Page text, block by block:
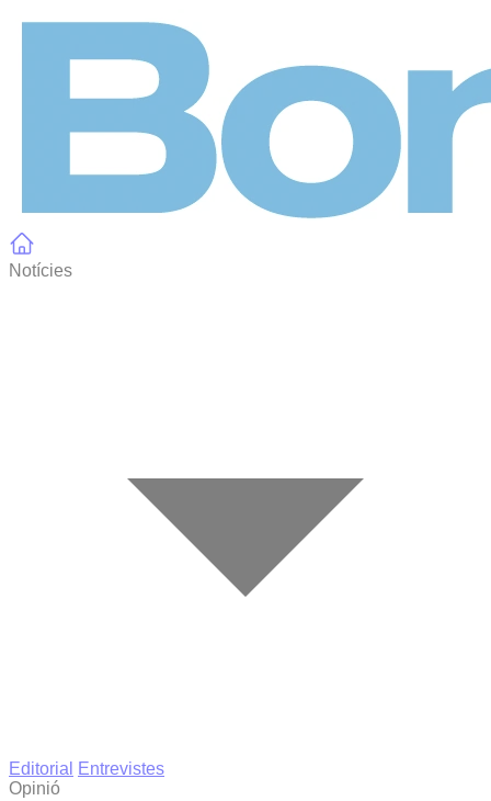
Notícies
Editorial
Entrevistes
Opinió